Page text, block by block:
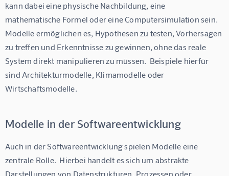
kann dabei eine physische Nachbildung, eine
mathematische Formel oder eine Computersimulation sein.
Modelle ermöglichen es, Hypothesen zu testen, Vorhersagen
zu treffen und Erkenntnisse zu gewinnen, ohne das reale
System direkt manipulieren zu müssen.  Beispiele hierfür
sind Architekturmodelle, Klimamodelle oder
Wirtschaftsmodelle.
Modelle in der Softwareentwicklung
Auch in der Softwareentwicklung spielen Modelle eine
zentrale Rolle.  Hierbei handelt es sich um abstrakte
Darstellungen von Datenstrukturen, Prozessen oder